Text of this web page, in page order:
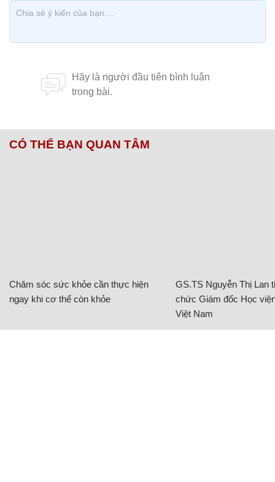
CÓ THỂ BẠN QUAN TÂM
Chăm sóc sức khỏe cần thực hiện
ngay khi cơ thể còn khỏe
GS.TS Nguyễn Thị Lan
chức Giám đốc Học
Việt Nam